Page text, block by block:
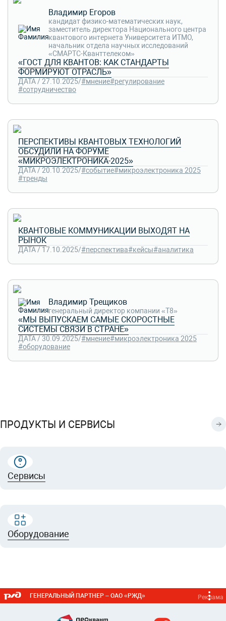
Владимир Егоров
кандидат физико-математических наук,
заместитель директора Национального центра
квантового интернета Университета ИТМО,
начальник отдела научных исследований
«СМАРТС-Кванттелеком»
«ГОСТ ДЛЯ КВАНТОВ: КАК СТАНДАРТЫ
ФОРМИРУЮТ ОТРАСЛЬ»
ДАТА / 27.10.2025/#мнение#регулирование
#сотрудничество
ПЕРСПЕКТИВЫ КВАНТОВЫХ ТЕХНОЛОГИЙ
ОБСУДИЛИ НА ФОРУМЕ
«МИКРОЭЛЕКТРОНИКА-2025»
ДАТА / 20.10.2025/#событие#микроэлектроника 2025
#тренды
КВАНТОВЫЕ КОММУНИКАЦИИ ВЫХОДЯТ НА
РЫНОК
ДАТА / 17.10.2025/#перспектива#кейсы#аналитика
Владимир Трещиков
генеральный директор компании «Т8»
«МЫ ВЫПУСКАЕМ САМЫЕ СКОРОСТНЫЕ
СИСТЕМЫ СВЯЗИ В СТРАНЕ»
ДАТА / 30.09.2025/#мнение#микроэлектроника 2025
#оборудование
ПРОДУКТЫ И СЕРВИСЫ
Сервисы
Оборудование
ГЕНЕРАЛЬНЫЙ ПАРТНЕР – ОАО «РЖД» Реклама